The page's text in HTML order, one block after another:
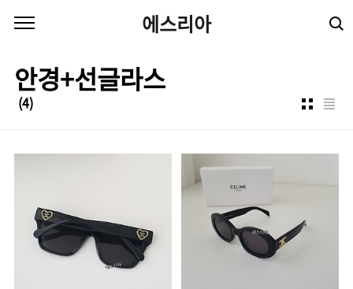
에스리아
안경+선글라스
(4)